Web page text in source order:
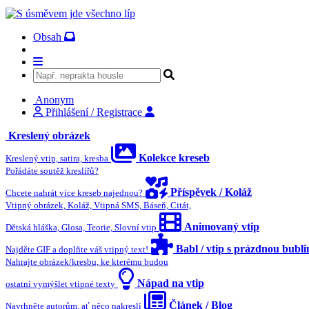
Obsah
Anonym
Přihlášení / Registrace
Kreslený obrázek
Kreslený vtip, satira, kresba Kolekce kreseb
Pořádáte soutěž kreslířů?
Chcete nahrát více kreseb najednou? Příspěvek / Koláž
Vtipný obrázek, Koláž, Vtipná SMS, Báseň, Citát,
Dětská hláška, Glosa, Teorie, Slovní vtip Animovaný vtip
Najděte GIF a doplňte váš vtipný text! Babl / vtip s prázdnou
Nahrajte obrázek/kresbu, ke kterému budou
ostatní vymýšlet vtipné texty Nápad na vtip
Navrhněte autorům, ať něco nakreslí Článek / Blog